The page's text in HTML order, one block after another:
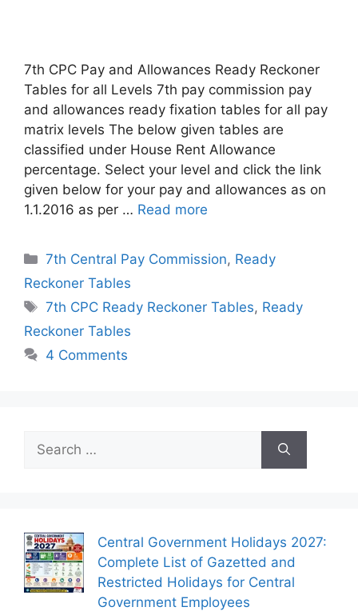
7th CPC Pay and Allowances Ready Reckoner
Tables for all Levels 7th pay commission pay
and allowances ready fixation tables for all pay
matrix levels The below given tables are
classified under House Rent Allowance
percentage. Select your level and click the link
given below for your pay and allowances as on
1.1.2016 as per … Read more
Categories
7th Central Pay Commission, Ready
Reckoner Tables
Tags
7th CPC Ready Reckoner Tables, Ready
Reckoner Tables
4 Comments
Search
for:
Central Government Holidays 2027:
Complete List of Gazetted and
Restricted Holidays for Central
Government Employees